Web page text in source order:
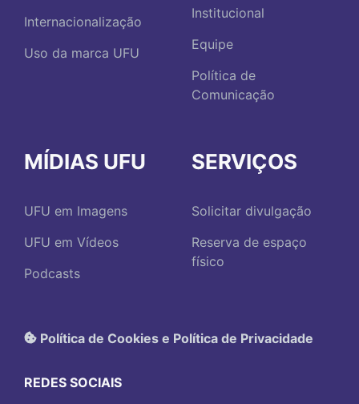
Internacionalização
Uso da marca UFU
Institucional
Equipe
Política de
Comunicação
MÍDIAS UFU
UFU em Imagens
UFU em Vídeos
Podcasts
SERVIÇOS
Solicitar divulgação
Reserva de espaço
físico
Política de Cookies e Política de Privacidade
REDES SOCIAIS